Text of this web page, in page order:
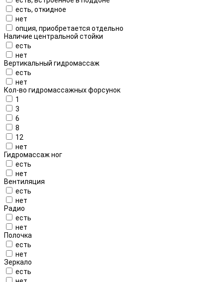
есть, откидное
нет
опция, приобретается отдельно
Наличие центральной стойки
есть
нет
Вертикальный гидромассаж
есть
нет
Кол-во гидромассажных форсунок
1
3
6
8
12
нет
Гидромассаж ног
есть
нет
Вентиляция
есть
нет
Радио
есть
нет
Полочка
есть
нет
Зеркало
есть